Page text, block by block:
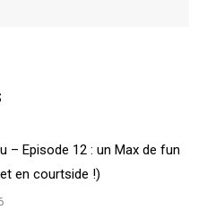
– Episode 12 : un Max de fun
en courtside !)